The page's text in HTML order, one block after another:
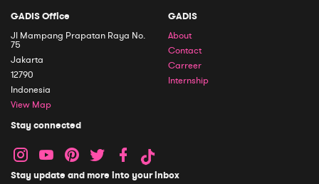
GADIS Office
Jl Mampang Prapatan Raya No.
75
Jakarta
12790
Indonesia
View Map
GADIS
About
Contact
Carreer
Internship
Stay connected
Stay update and more into your inbox